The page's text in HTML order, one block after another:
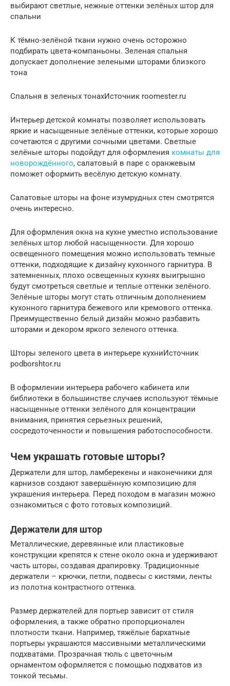
выбирают светлые, нежные оттенки зелёных штор для
спальни
К тёмно-зелёной ткани нужно очень осторожно
подбирать цвета-компаньоны. Зеленая спальня
допускает дополнение зелеными шторами близкого
тона
Спальня в зеленых тонахИсточник roomester.ru
Интерьер детской комнаты позволяет использовать
яркие и насыщенные зелёные оттенки, которые хорошо
сочетаются с другими сочными цветами. Светлые
зелёные шторы подойдут для оформления комнаты для
новорождённого, салатовый в паре с оранжевым
поможет оформить весёлую детскую комнату.
Салатовые шторы на фоне изумрудных стен смотрятся
очень интересно.
Для оформления окна на кухне уместно использование
зелёных штор любой насыщенности. Для хорошо
освещенного помещения можно использовать темные
оттенки, подходящие к дизайну кухонного гарнитура. В
затемненных, плохо освещенных кухнях выигрышно
будут смотреться светлые и теплые оттенки зелёного.
Зелёные шторы могут стать отличным дополнением
кухонного гарнитура бежевого или кремового оттенка.
Преимущественно белый дизайн можно разбавить
шторами и декором яркого зеленого оттенка.
Шторы зеленого цвета в интерьере кухниИсточник
podborshtor.ru
В оформлении интерьера рабочего кабинета или
библиотеки в большинстве случаев используют тёмные
насыщенные оттенки зелёного для концентрации
внимания, принятия серьезных решений,
сосредоточенности и повышения работоспособности.
Чем украшать готовые шторы?
Держатели для штор, ламберекены и наконечники для
карнизов создают завершённую композицию для
украшения интерьера. Перед походом в магазин можно
ознакомиться с фото готовых композиций.
Держатели для штор
Металлические, деревянные или пластиковые
конструкции крепятся к стене около окна и удерживают
часть шторы, создавая драпировку. Традиционные
держатели – крючки, петли, подвесы с кистями, ленты
из полотна контрастного оттенка.
Размер держателей для портьер зависит от стиля
оформления, а также обратно пропорционален
плотности ткани. Например, тяжёлые бархатные
портьеры украшаются массивными металлическими
подхватами. Прозрачная тюль с цветочным
орнаментом оформляется с помощью подхватов из
тонкой тесьмы.